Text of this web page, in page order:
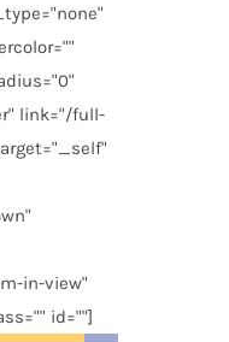
link="/full-
in-view"
id=""]